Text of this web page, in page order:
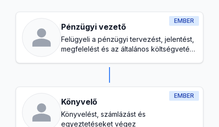
EMBER
Pénzügyi vezető
Felügyeli a pénzügyi tervezést, jelentést,
megfelelést és az általános költségvetés
EMBER
Könyvelő
Könyvelést, számlázást és
egyeztetéseket végez